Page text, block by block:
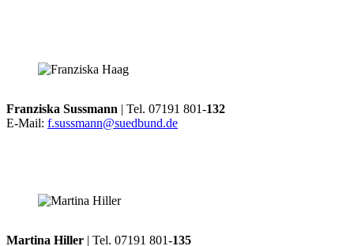
Franziska Sussmann | Tel. 07191 801-132
E-Mail: f.sussmann@suedbund.de
Martina Hiller | Tel. 07191 801-135